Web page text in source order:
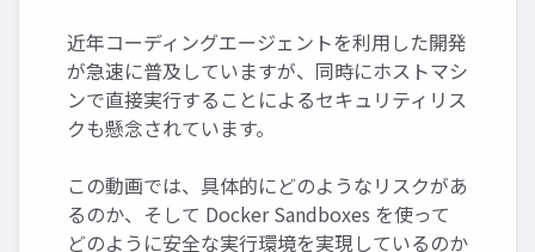
近年コーディングエージェントを利用した開発
が急速に普及していますが、同時にホストマシ
ンで直接実行することによるセキュリティリス
クも懸念されています。
この動画では、具体的にどのようなリスクがあ
るのか、そして Docker Sandboxes を使って
どのように安全な実行環境を実現しているのか